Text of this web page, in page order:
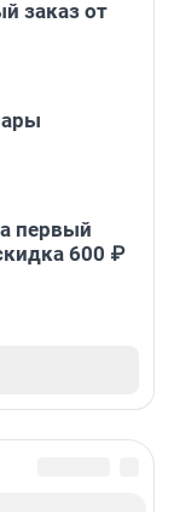
заказ от
первый
600 ₽